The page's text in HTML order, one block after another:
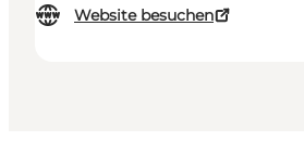
Website besuchen